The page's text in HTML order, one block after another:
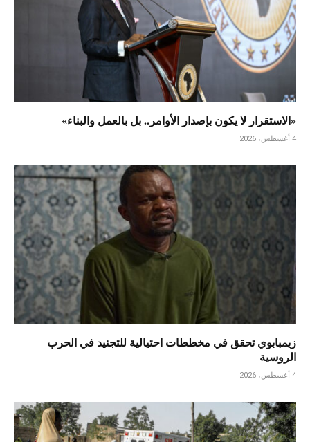
«الاستقرار لا يكون بإصدار الأوامر.. بل بالعمل والبناء»
4 أغسطس، 2026
زيمبابوي تحقق في مخططات احتيالية للتجنيد في الحرب
الروسية
4 أغسطس، 2026